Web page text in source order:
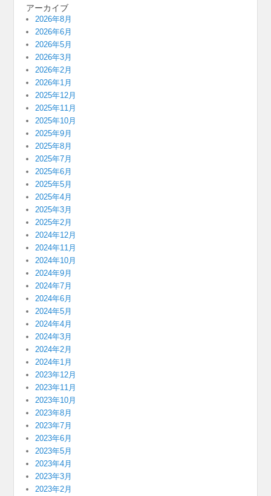
アーカイブ
2026年8月
2026年6月
2026年5月
2026年3月
2026年2月
2026年1月
2025年12月
2025年11月
2025年10月
2025年9月
2025年8月
2025年7月
2025年6月
2025年5月
2025年4月
2025年3月
2025年2月
2024年12月
2024年11月
2024年10月
2024年9月
2024年7月
2024年6月
2024年5月
2024年4月
2024年3月
2024年2月
2024年1月
2023年12月
2023年11月
2023年10月
2023年8月
2023年7月
2023年6月
2023年5月
2023年4月
2023年3月
2023年2月